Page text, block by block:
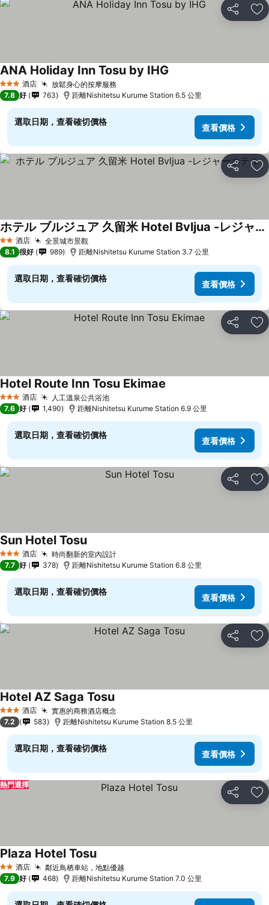
分享 放
3 星級 酒店 放鬆身心的按摩服務
ANA Holiday Inn Tosu by IHG
7.8 好 763 距離Nishitetsu Kurume Station 6.5 公里
選取日期，查看確切價格
查看價格
分享 放
2 星級酒店 全景城市景觀查看價格
ホテル ブルジュア 久留米 Hotel Bvljua -レジャーホテル-
查看價格
8.1 很好 989 距離Nishitetsu Kurume Station 3.7 公里
選取日期，查看確切價格
查看價格
分享 放
3 星級 酒店 人工溫泉公共浴池查看價格
Hotel Route Inn Tosu Ekimae
7.6 好 1,490 距離Nishitetsu Kurume Station 6.9 公里
選取日期，查看確切價格
查看價格
分享 放
3 星級 酒店 時尚翻新的室內設計查看價格
Sun Hotel Tosu查看價格
7.7 好 378 距離Nishitetsu Kurume Station 6.8 公里
選取日期，查看確切價格
查看價格
分享 放
3 星級 酒店 實惠的商務酒店概念查看價格
Hotel AZ Saga Tosu查看價格
7.2 583 距離Nishitetsu Kurume Station 8.5 公里
選取日期，查看確切價格
查看價格
分享 放
熱門選擇
2 星級酒店 鄰近鳥栖車站，地點優越
Plaza Hotel Tosu查看價格
7.9 好 468 距離Nishitetsu Kurume Station 7.0 公里